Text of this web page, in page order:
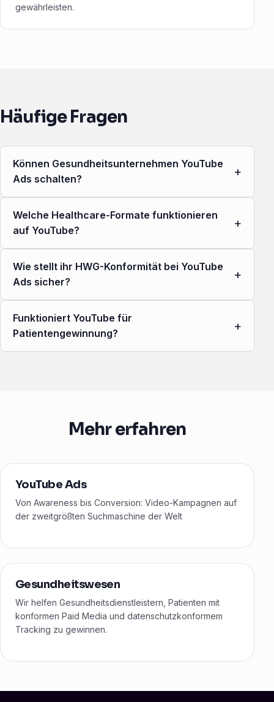
gewährleisten.
Häufige Fragen
Können Gesundheitsunternehmen YouTube
Ads schalten?
+
Welche Healthcare-Formate funktionieren
auf YouTube?
+
Wie stellt ihr HWG-Konformität bei YouTube
Ads sicher?
+
Funktioniert YouTube für
Patientengewinnung?
+
Mehr erfahren
YouTube Ads
Von Awareness bis Conversion: Video-Kampagnen auf
der zweitgrößten Suchmaschine der Welt
Gesundheitswesen
Wir helfen Gesundheitsdienstleistern, Patienten mit
konformen Paid Media und datenschutzkonformem
Tracking zu gewinnen.